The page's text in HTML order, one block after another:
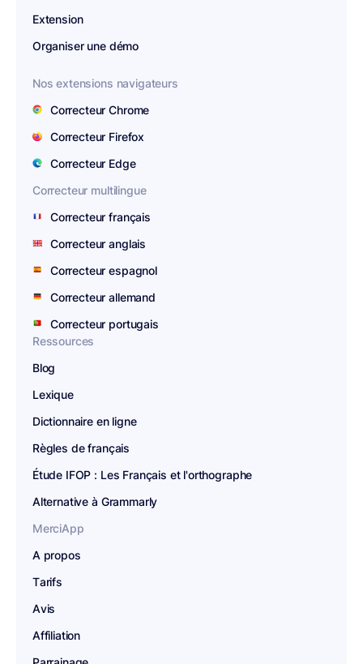
Extension
Organiser une démo
Nos extensions navigateurs
Correcteur Chrome
Correcteur Firefox
Correcteur Edge
Correcteur multilingue
Correcteur français
Correcteur anglais
Correcteur espagnol
Correcteur allemand
Correcteur portugais
Ressources
Blog
Lexique
Dictionnaire en ligne
Règles de français
Étude IFOP : Les Français et l'orthographe
Alternative à Grammarly
MerciApp
A propos
Tarifs
Avis
Affiliation